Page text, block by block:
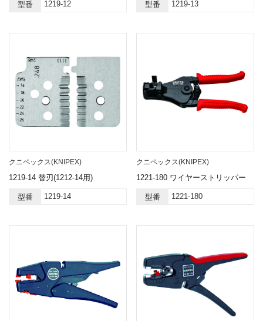
型番 1219-12 型番 1219-13
クニペックス(KNIPEX)
1219-14 替刃(1212-14用)
型番 1219-14
クニペックス(KNIPEX)
1221-180 ワイヤーストリッパー
型番 1221-180